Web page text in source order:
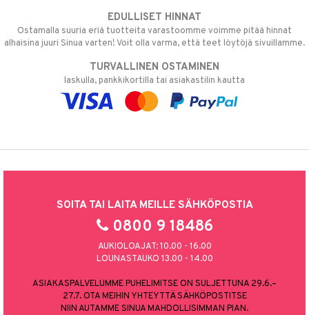
EDULLISET HINNAT
Ostamalla suuria eriä tuotteita varastoomme voimme pitää hinnat
alhaisina juuri Sinua varten! Voit olla varma, että teet löytöjä sivuillamme.
TURVALLINEN OSTAMINEN
laskulla, pankkikortilla tai asiakastilin kautta
SOITA TAI LAITA MEILLE SÄHKÖPOSTIA
0800 9 18486
AUKIOLOAJAT: 10.00 - 16.00
LOUNASTAUKO 13.00 - 14.00
ASIAKASPALVELUMME PUHELIMITSE ON SULJETTUNA 29.6.–
27.7. OTA MEIHIN YHTEYTTÄ SÄHKÖPOSTITSE
NIIN AUTAMME SINUA MAHDOLLISIMMAN PIAN.